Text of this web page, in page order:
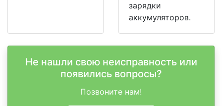
зарядки
аккумуляторов.
Не нашли свою неисправность или
появились вопросы?
Позвоните нам!